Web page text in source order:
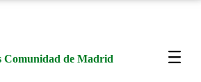
Comunidad de Madrid